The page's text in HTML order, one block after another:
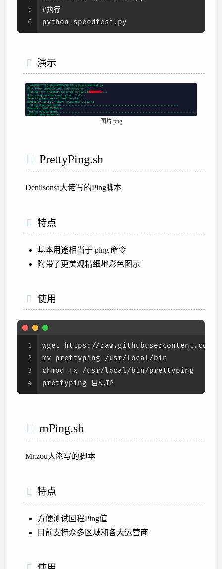
5
6
#执行
python speedtest.py
演示
图片.png
PrettyPing.sh
Denilsonsa大佬写的Ping脚本
特点
基本用途相当于 ping 命令
附带了更美观精细地彩色图示
使用
1
2
3
4
wget https://
mv prettyping /usr/local/bin
chmod +x /usr/local/bin/prettyping
prettyping 目标IP
mPing.sh
Mr.zou大佬写的脚本
特点
方便测试回程Ping值
目前支持众多区域和各大运营商